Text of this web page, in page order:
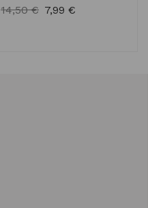
10vnt.)
14,50€ 7,99 €